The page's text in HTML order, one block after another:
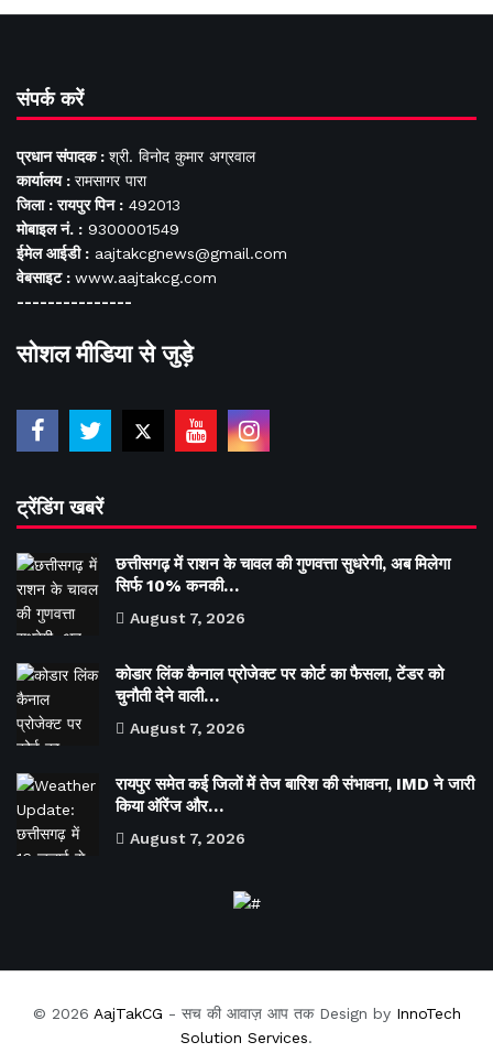
संपर्क करें
प्रधान संपादक : श्री. विनोद कुमार अग्रवाल
कार्यालय : रामसागर पारा
जिला : रायपुर पिन : 492013
मोबाइल नं. : 9300001549
ईमेल आईडी : aajtakcgnews@gmail.com
वेबसाइट : www.aajtakcg.com
---------------
सोशल मीडिया से जुड़े
ट्रेंडिंग खबरें
छत्तीसगढ़ में राशन के चावल की गुणवत्ता सुधरेगी, अब मिलेगा
सिर्फ 10% कनकी…
August 7, 2026
कोडार लिंक कैनाल प्रोजेक्ट पर कोर्ट का फैसला, टेंडर को
चुनौती देने वाली…
August 7, 2026
रायपुर समेत कई जिलों में तेज बारिश की संभावना, IMD ने जारी
किया ऑरेंज और…
August 7, 2026
© 2026 AajTakCG - सच की आवाज़ आप तक Design by InnoTech
Solution Services.